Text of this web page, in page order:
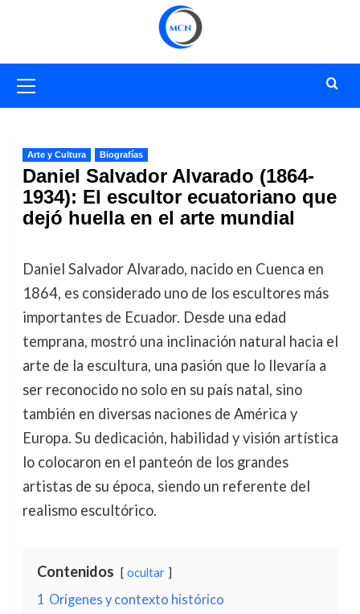
primario
Arte y Cultura Biografías
Daniel Salvador Alvarado (1864-
1934): El escultor ecuatoriano que
dejó huella en el arte mundial
Daniel Salvador Alvarado, nacido en Cuenca en
1864, es considerado uno de los escultores más
importantes de Ecuador. Desde una edad
temprana, mostró una inclinación natural hacia el
arte de la escultura, una pasión que lo llevaría a
ser reconocido no solo en su país natal, sino
también en diversas naciones de América y
Europa. Su dedicación, habilidad y visión artística
lo colocaron en el panteón de los grandes
artistas de su época, siendo un referente del
realismo escultórico.
Contenidos ocultar
1 Orígenes y contexto histórico